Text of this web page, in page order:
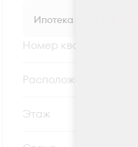
Ипотека
Номер квартиры
Секция
Этаж